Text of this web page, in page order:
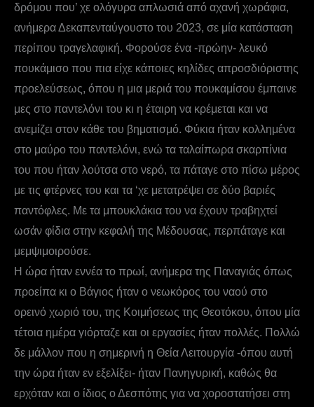
δρόμου που’ χε ολόγυρα απλωσιά από αχανή χωράφια,
ανήμερα Δεκαπενταύγουστο του 2023, σε μία κατάσταση
περίπου τραγελαφική. Φορούσε ένα -πρώην- λευκό
πουκάμισο που πια είχε κάποιες κηλίδες απροσδιόριστης
προελεύσεως, όπου η μια μεριά του πουκαμίσου έμπαινε
μες στο παντελόνι του κι η έταιρη να κρέμεται και να
ανεμίζει στον κάθε του βηματισμό. Φύκια ήταν κολλημένα
στο μαύρο του παντελόνι, ενώ τα ταλαίπωρα σκαρπίνια
του που ήταν λούτσα στο νερό, τα πάταγε στο πίσω μέρος
με τις φτέρνες του και τα ‘χε μετατρέψει σε δύο βαριές
παντόφλες. Με τα μπουκλάκια του να έχουν τραβηχτεί
ωσάν φίδια στην κεφαλή της Μέδουσας, περπάταγε και
μεμψιμοιρούσε.
Η ώρα ήταν εννέα το πρωί, ανήμερα της Παναγιάς όπως
προείπα κι ο Βάγιος ήταν ο νεωκόρος του ναού στο
ορεινό χωριό του, της Κοιμήσεως της Θεοτόκου, όπου μία
τέτοια ημέρα γιόρταζε και οι εργασίες ήταν πολλές. Πολλώ
δε μάλλον που η σημερινή η Θεία Λειτουργία -όπου αυτή
την ώρα ήταν εν εξελίξει- ήταν Πανηγυρική, καθώς θα
ερχόταν και ο ίδιος ο Δεσπότης για να χοροστατήσει στη